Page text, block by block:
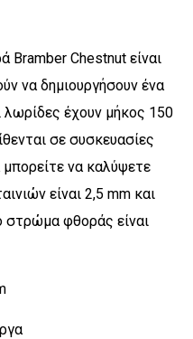
Bramber Chestnut είναι
να δημιουργήσουν ένα
έχουν μήκος 150
σε συσκευασίες
να καλύψετε
είναι 2,5 mm και
στρώμα φθοράς είναι